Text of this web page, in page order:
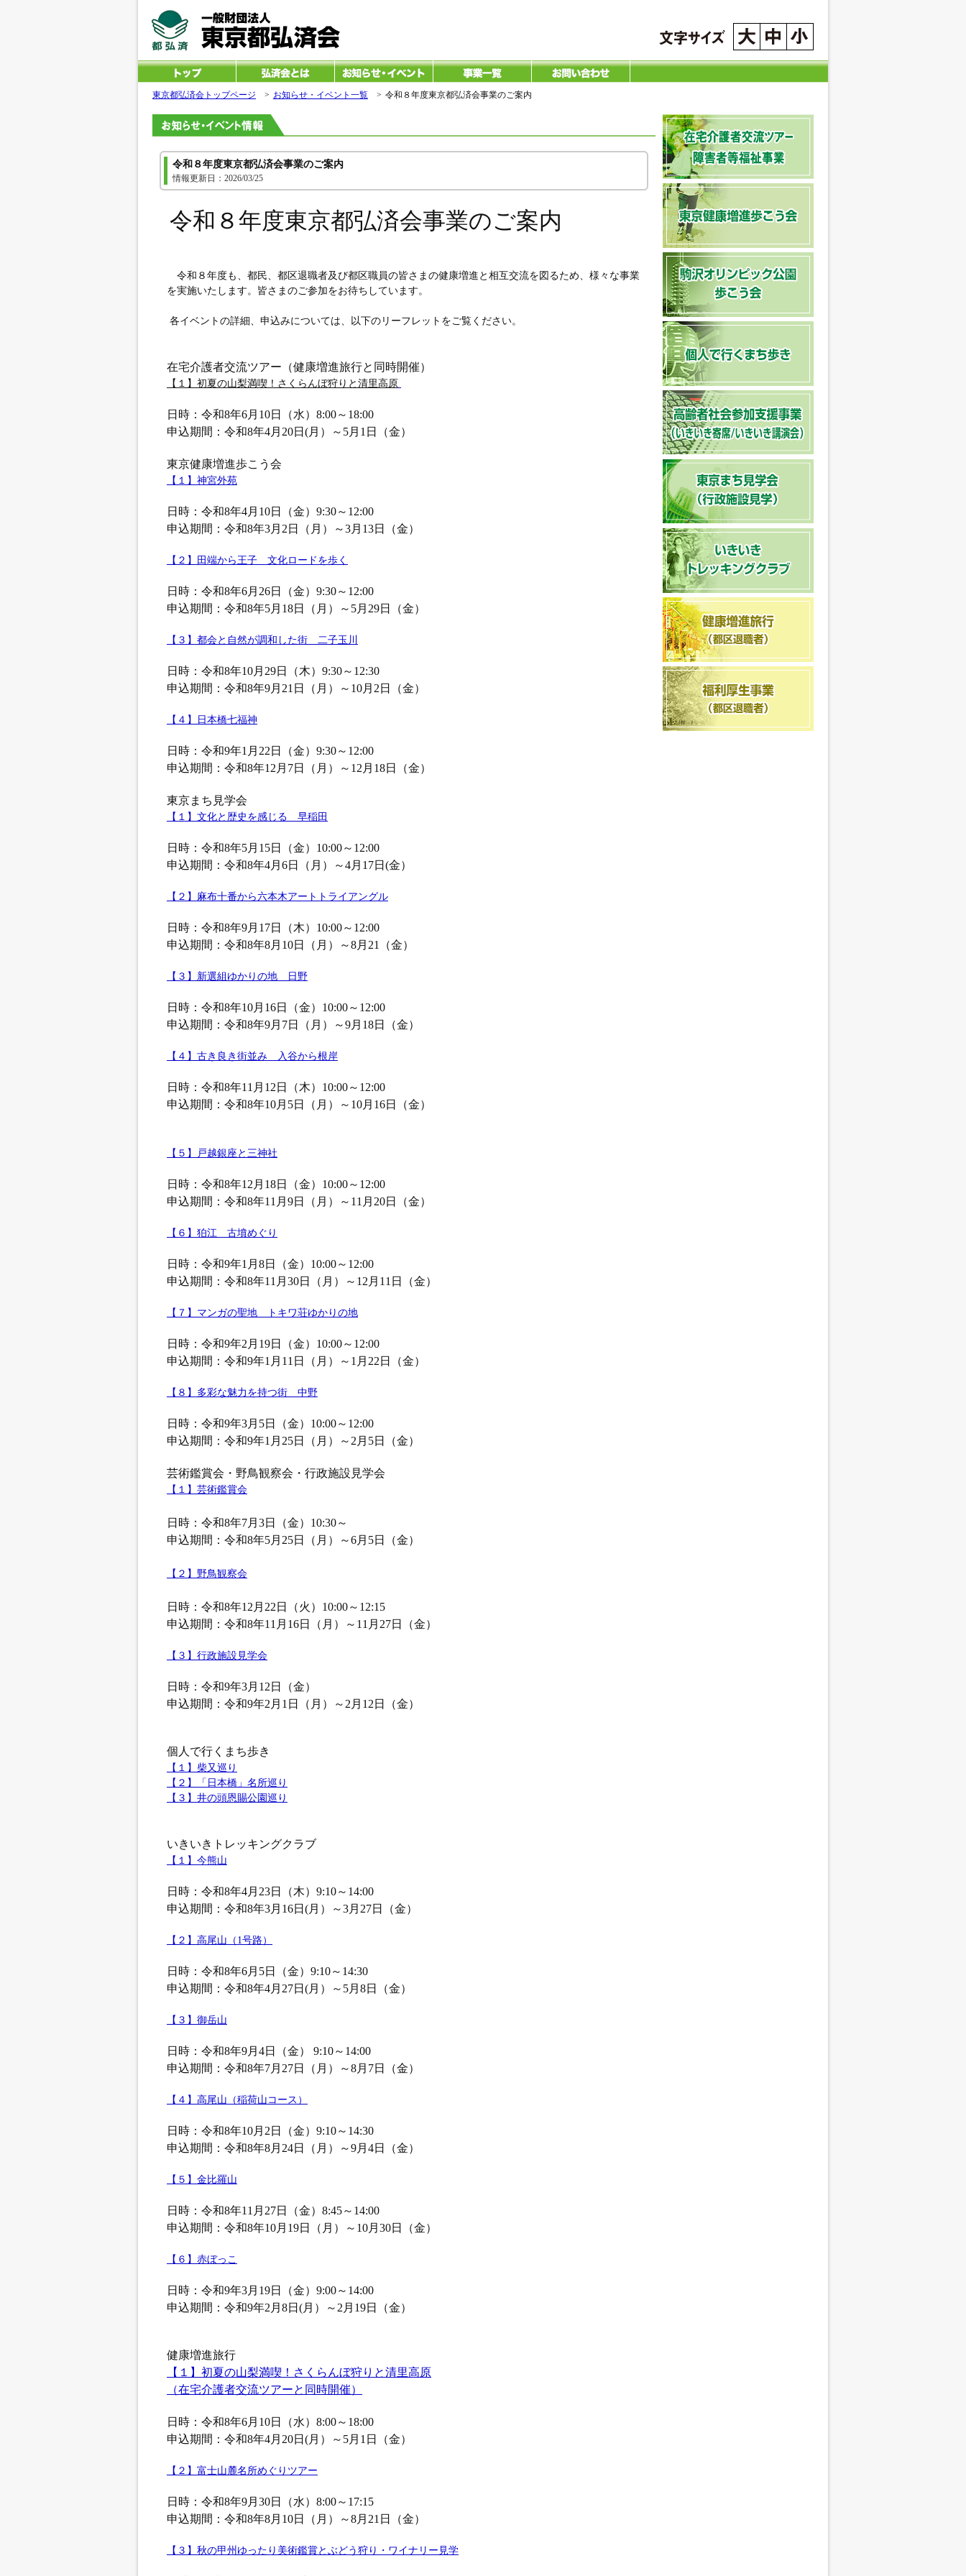
東京都弘済会トップページ > お知らせ・イベント一覧> 令和８年度東京都弘済会事業のご案内
令和８年度東京都弘済会事業のご案内
情報更新日：2026/03/25
令和８年度東京都弘済会事業のご案内
令和８年度も、都民、都区退職者及び都区職員の皆さまの健康増進と相互交流を図るため、様々な事業
を実施いたします。皆さまのご参加をお待ちしています。
各イベントの詳細、申込みについては、以下のリーフレットをご覧ください。
在宅介護者交流ツアー（健康増進旅行と同時開催）
【１】初夏の山梨満喫！さくらんぼ狩りと清里高原
日時：令和8年6月10日（水）8:00～18:00
申込期間：令和8年4月20日(月）～5月1日（金）
東京健康増進歩こう会
【１】神宮外苑
日時：令和8年4月10日（金）9:30～12:00
申込期間：令和8年3月2日（月）～3月13日（金）
【２】田端から王子 文化ロードを歩く
日時：令和8年6月26日（金）9:30～12:00
申込期間：令和8年5月18日（月）～5月29日（金）
【３】都会と自然が調和した街 二子玉川
日時：令和8年10月29日（木）9:30～12:30
申込期間：令和8年9月21日（月）～10月2日（金）
【４】日本橋七福神
日時：令和9年1月22日（金）9:30～12:00
申込期間：令和8年12月7日（月）～12月18日（金）
東京まち見学会
【１】文化と歴史を感じる 早稲田
日時：令和8年5月15日（金）10:00～12:00
申込期間：令和8年4月6日（月）～4月17日(金）
【２】麻布十番から六本木アートトライアングル
日時：令和8年9月17日（木）10:00～12:00
申込期間：令和8年8月10日（月）～8月21（金）
【３】新選組ゆかりの地 日野
日時：令和8年10月16日（金）10:00～12:00
申込期間：令和8年9月7日（月）～9月18日（金）
【４】古き良き街並み 入谷から根岸
日時：令和8年11月12日（木）10:00～12:00
申込期間：令和8年10月5日（月）～10月16日（金）
【５】戸越銀座と三神社
日時：令和8年12月18日（金）10:00～12:00
申込期間：令和8年11月9日（月）～11月20日（金）
【６】狛江 古墳めぐり
日時：令和9年1月8日（金）10:00～12:00
申込期間：令和8年11月30日（月）～12月11日（金）
【７】マンガの聖地 トキワ荘ゆかりの地
日時：令和9年2月19日（金）10:00～12:00
申込期間：令和9年1月11日（月）～1月22日（金）
【８】多彩な魅力を持つ街 中野
日時：令和9年3月5日（金）10:00～12:00
申込期間：令和9年1月25日（月）～2月5日（金）
芸術鑑賞会・野鳥観察会・行政施設見学会
【１】芸術鑑賞会
日時：令和8年7月3日（金）10:30～
申込期間：令和8年5月25日（月）～6月5日（金）
【２】野鳥観察会
日時：令和8年12月22日（火）10:00～12:15
申込期間：令和8年11月16日（月）～11月27日（金）
【３】行政施設見学会
日時：令和9年3月12日（金）
申込期間：令和9年2月1日（月）～2月12日（金）
個人で行くまち歩き
【１】柴又巡り
【２】「日本橋」名所巡り
【３】井の頭恩賜公園巡り
いきいきトレッキングクラブ
【１】今熊山
日時：令和8年4月23日（木）9:10～14:00
申込期間：令和8年3月16日(月）～3月27日（金）
【２】高尾山（1号路）
日時：令和8年6月5日（金）9:10～14:30
申込期間：令和8年4月27日(月）～5月8日（金）
【３】御岳山
日時：令和8年9月4日（金） 9:10～14:00
申込期間：令和8年7月27日（月）～8月7日（金）
【４】高尾山（稲荷山コース）
日時：令和8年10月2日（金）9:10～14:30
申込期間：令和8年8月24日（月）～9月4日（金）
【５】金比羅山
日時：令和8年11月27日（金）8:45～14:00
申込期間：令和8年10月19日（月）～10月30日（金）
【６】赤ぼっこ
日時：令和9年3月19日（金）9:00～14:00
申込期間：令和9年2月8日(月）～2月19日（金）
健康増進旅行
【１】初夏の山梨満喫！さくらんぼ狩りと清里高原
（在宅介護者交流ツアーと同時開催）
日時：令和8年6月10日（水）8:00～18:00
申込期間：令和8年4月20日(月）～5月1日（金）
【２】富士山麓名所めぐりツアー
日時：令和8年9月30日（水）8:00～17:15
申込期間：令和8年8月10日（月）～8月21日（金）
【３】秋の甲州ゆったり美術鑑賞とぶどう狩り・ワイナリー見学